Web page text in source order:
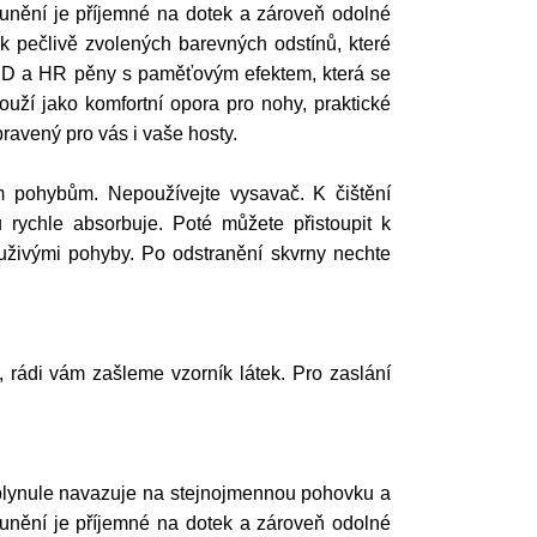
je příjemné na dotek a zároveň odolné
pečlivě zvolených barevných odstínů, které
a HR pěny s paměťovým efektem, která se
jako komfortní opora pro nohy, praktické
pro vás i vaše hosty.
pohybům. Nepoužívejte vysavač. K čištění
absorbuje. Poté můžete přistoupit k
pohyby. Po odstranění skvrny nechte
vám zašleme vzorník látek. Pro zaslání
navazuje na stejnojmennou pohovku a
je příjemné na dotek a zároveň odolné